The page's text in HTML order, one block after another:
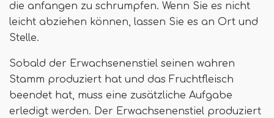
die anfangen zu schrumpfen. Wenn Sie es nicht
leicht abziehen können, lassen Sie es an Ort und
Stelle.
Sobald der Erwachsenenstiel seinen wahren
Stamm produziert hat und das Fruchtfleisch
beendet hat, muss eine zusätzliche Aufgabe
erledigt werden. Der Erwachsenenstiel produziert